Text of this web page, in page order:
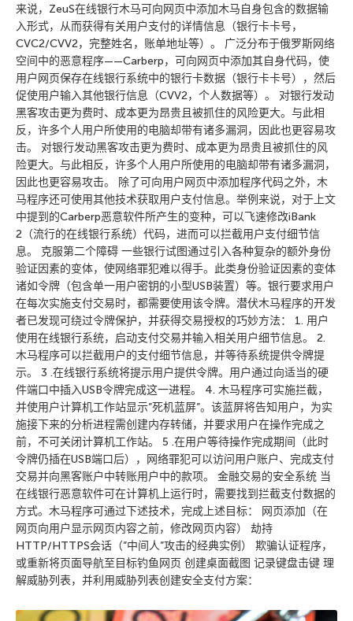
来说，ZeuS在线银行木马可向网页中添加木马自身包含的数据输
入形式，从而获得有关用户支付的详情信息（银行卡卡号，
CVC2/CVV2，完整姓名，账单地址等）。 广泛分布于俄罗斯网络
空间中的恶意程序——Carberp，可向网页中添加其自身代码，使
用户网页保存在线银行系统中的银行卡数据（银行卡卡号），然后
促使用户输入其他银行信息（CVV2，个人数据等）。 对银行发动
黑客攻击更为费时、成本更为昂贵且被抓住的风险更大。与此相
反，许多个人用户所使用的电脑却带有诸多漏洞，因此也更容易攻
击。 对银行发动黑客攻击更为费时、成本更为昂贵且被抓住的风
险更大。与此相反，许多个人用户所使用的电脑却带有诸多漏洞，
因此也更容易攻击。 除了可向用户网页中添加程序代码之外，木
马程序还可使用其他技术获取用户支付信息。举例来说，对于上文
中提到的Carberp恶意软件所产生的变种，可以飞速修改iBank
2（流行的在线银行系统）代码，进而可以拦截用户支付细节信
息。 克服第二个障碍 一些银行试图通过引入各种复杂的额外身份
验证因素的变体，使网络罪犯难以得手。此类身份验证因素的变体
诸如令牌（包含单一用户密钥的小型USB装置）等。银行要求用户
在每次实施支付交易时，都需要使用该令牌。潜伏木马程序的开发
者已发现可绕过令牌保护，并获得交易授权的巧妙方法： 1. 用户
使用在线银行系统，启动支付交易并输入相关用户细节信息。 2.
木马程序可以拦截用户的支付细节信息，并等待系统提供令牌提
示。 3 .在线银行系统将提示用户提供令牌。用户通过向适当的硬
件端口中插入USB令牌完成这一进程。 4. 木马程序可实施拦截，
并使用户计算机工作站显示”死机蓝屏”。该蓝屏将告知用户，为实
施接下来的分析进程需创建内存转储，并要求用户在操作完成之
前，不可关闭计算机工作站。 5 .在用户等待操作完成期间（此时
令牌仍插在USB端口后），网络罪犯可以访问用户账户、完成支付
交易并向黑客账户中转账用户中的款项。 金融交易的安全系统 当
在线银行恶意软件可在计算机上运行时，需要找到拦截支付数据的
方式。木马程序可通过下述技术，完成上述目标： 网页添加（在
网页向用户显示网页内容之前，修改网页内容） 劫持
HTTP/HTTPS会话（”中间人”攻击的经典实例） 欺骗认证程序，
或重新将页面导航至目标钓鱼网页 创建桌面截图 记录键盘击键 理
解威胁列表，并利用威胁列表创建安全支付方案：